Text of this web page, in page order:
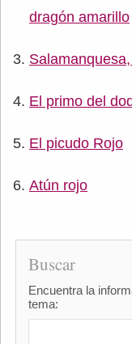
dragón amarillo
El primo del
El picudo Rojo
Atún rojo
Buscar
Encuentra la
tema: